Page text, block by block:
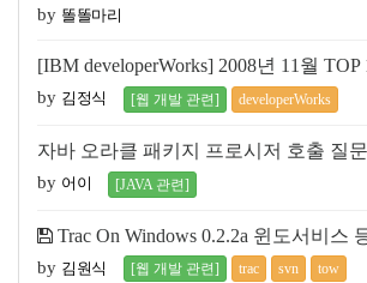
by 똘똘마리
[IBM developerWorks] 2008년 11월 TOP
by 김정식 [웹 개발 관련] developerWorks
자바 오라클 패키지 프로시저 호출 질
by 어이 [JAVA 관련]
Trac On Windows 0.2.2a 윈도서비스
by 김원식 [웹 개발 관련] trac svn tow